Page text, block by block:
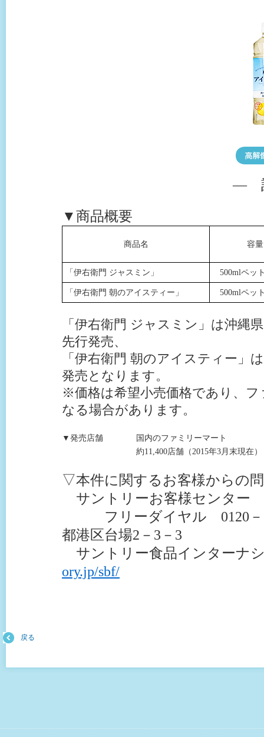
―
▼商品概要
商品名 容量
「伊右衛門 ジャスミン」 500mlペッ
「伊右衛門 朝のアイスティー」 500mlペッ
「伊右衛門 ジャスミン」は沖縄
先行発売、
「伊右衛門 朝のアイスティー」
発売となります。
※価格は希望小売価格であり、
なる場合があります。
▼発売店舗
国内のファミリーマート
約11,400店舗（2015年3月末現在）
▽本件に関するお客様からの
サントリーお客様センター
フリーダイヤル 0120－
都港区台場2－3－3
サントリー食品インターナ
ory.jp/sbf/
戻る